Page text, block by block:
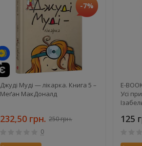
-7%
Джуді Муді — лікарка. Книга 5 –
Меґан МакДоналд
232,50 грн. 250 грн.
0
E-
Усі
125